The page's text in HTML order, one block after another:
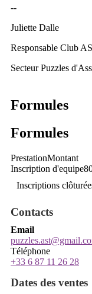
--
Juliette Dalle
Responsable Club
Secteur Puzzles
Formules
Formules
PrestationMontant
Inscription d'equipe
Inscriptions
Contacts
Email
Téléphone
+33 6 87 11 26 28
Dates des ventes